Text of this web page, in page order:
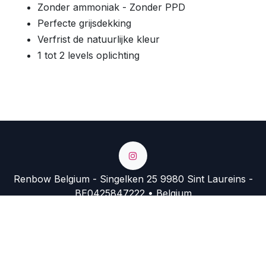
Zonder ammoniak - Zonder PPD
Perfecte grijsdekking
Verfrist de natuurlijke kleur
1 tot 2 levels oplichting
Renbow Belgium - Singelken 25 9980 Sint Laureins -
BE0425847222 • Belgium